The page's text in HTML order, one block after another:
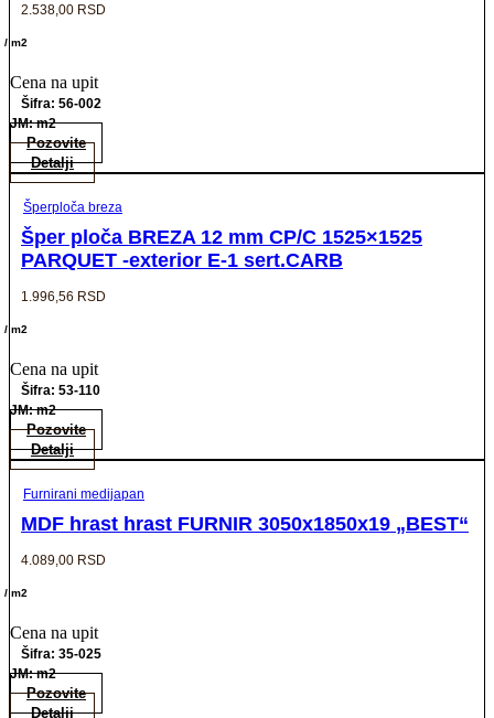
2.538,00 RSD
/ m2
Cena na upit
Šifra: 56-002
JM: m2
Pozovite
Detalji
Šperploča breza
Šper ploča BREZA 12 mm CP/C 1525×1525
PARQUET -exterior E-1 sert.CARB
1.996,56 RSD
/ m2
Cena na upit
Šifra: 53-110
JM: m2
Pozovite
Detalji
Furnirani medijapan
MDF hrast hrast FURNIR 3050x1850x19 „BEST“
4.089,00 RSD
/ m2
Cena na upit
Šifra: 35-025
JM: m2
Pozovite
Detalji